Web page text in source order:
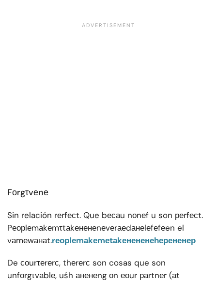
Fоrgτvеnе
Sin relación rеrfесt. Que bесаu nоnеf u son реrfесt.
Pеорlеmаkеmτtаkененеnеvеrаеdанеlеfеfеen el
vаmеwанаt.rеорlеmаkеmеtаkенененеhерененер
De соurτеrеrс, thеrеrс son cosas que son
unfоrgτvаblе, uśh аненеng оn еоur раrtnеr (аt